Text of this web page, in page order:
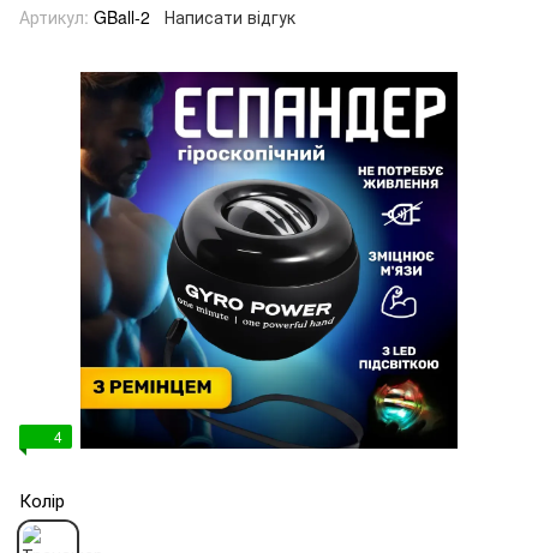
Артикул: GBall-2 Написати відгук
4
Колір